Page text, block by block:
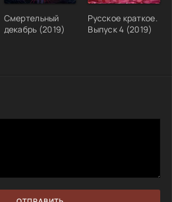
Смертельный
декабрь (2019)
Русское краткое.
Выпуск 4 (2019)